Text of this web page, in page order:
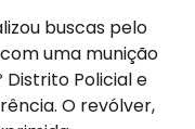
buscas pelo
uma munição
Distrito Policial e
O revólver,